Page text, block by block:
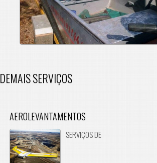
DEMAIS SERVIÇOS
AEROLEVANTAMENTOS
SERVIÇOS DE